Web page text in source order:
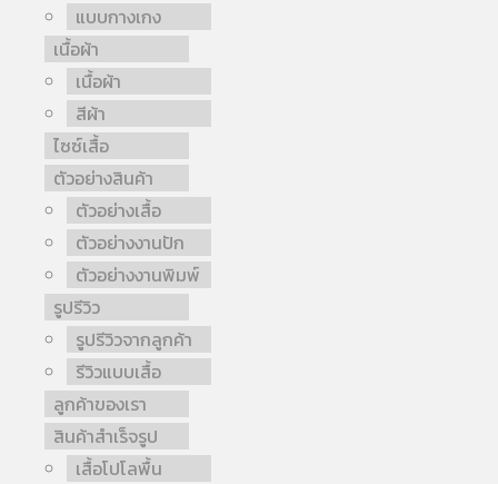
แบบกางเกง
เนื้อผ้า
เนื้อผ้า
สีผ้า
ไซซ์เสื้อ
ตัวอย่างสินค้า
ตัวอย่างเสื้อ
ตัวอย่างงานปัก
ตัวอย่างงานพิมพ์
รูปรีวิว
รูปรีวิวจากลูกค้า
รีวิวแบบเสื้อ
ลูกค้าของเรา
สินค้าสำเร็จรูป
เสื้อโปโลพื้น